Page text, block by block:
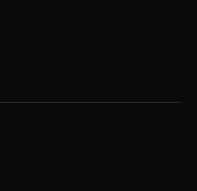
og aerodynamisk